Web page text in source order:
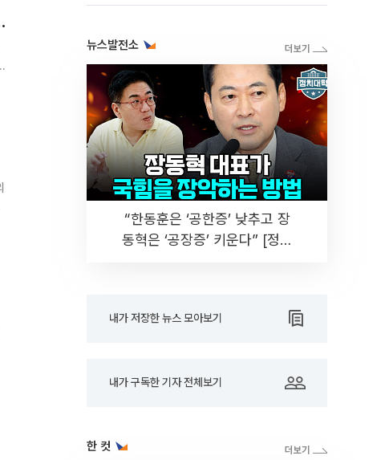
국전자홀딩스 등 '上'
뉴스발전소
“한동훈은 ‘공한증’ 낮추고 장
동혁은 ‘공장증’ 키운다” [정치
내가 저장한 뉴스 모아보기
내가 구독한 기자 전체보기
한 컷